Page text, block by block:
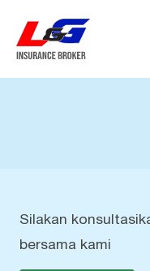
Silakan
bersama kami